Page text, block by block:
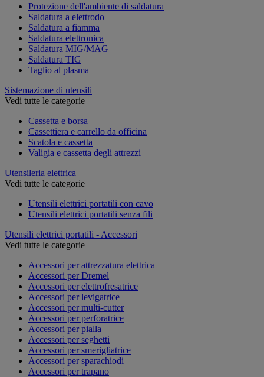
Protezione dell'ambiente di saldatura
Saldatura a elettrodo
Saldatura a fiamma
Saldatura elettronica
Saldatura MIG/MAG
Saldatura TIG
Taglio al plasma
Sistemazione di utensili
Vedi tutte le categorie
Cassetta e borsa
Cassettiera e carrello da officina
Scatola e cassetta
Valigia e cassetta degli attrezzi
Utensileria elettrica
Vedi tutte le categorie
Utensili elettrici portatili con cavo
Utensili elettrici portatili senza fili
Utensili elettrici portatili - Accessori
Vedi tutte le categorie
Accessori per attrezzatura elettrica
Accessori per Dremel
Accessori per elettrofresatrice
Accessori per levigatrice
Accessori per multi-cutter
Accessori per perforatrice
Accessori per pialla
Accessori per seghetti
Accessori per smerigliatrice
Accessori per sparachiodi
Accessori per trapano